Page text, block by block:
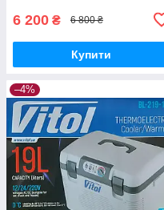
6 200 ₴ 6 800 ₴
Купити
–4%